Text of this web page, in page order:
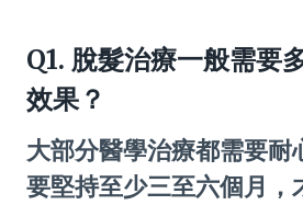
Q1. 脫髮治療一般需要
效果？
大部分醫學治療都需要耐
要堅持至少三至六個月，